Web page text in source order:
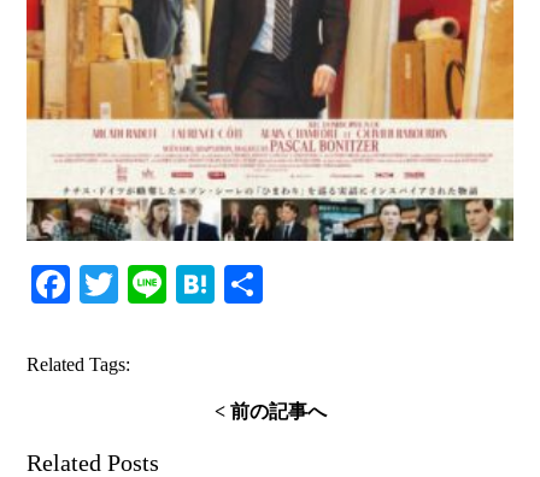
Facebook
TwitterLineHatena
Related Tags:
< 前の記事へ
Related Posts